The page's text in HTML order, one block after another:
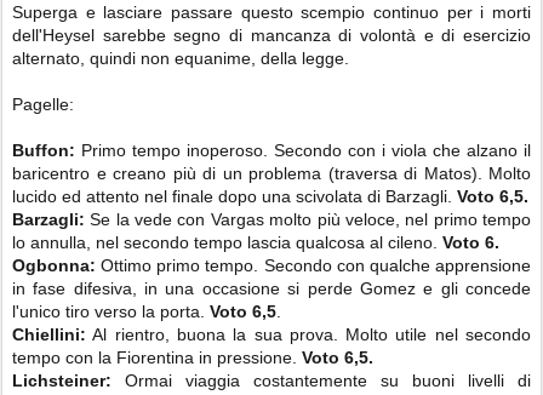
Superga e lasciare passare questo scempio continuo per i morti
dell'Heysel sarebbe segno di mancanza di volontà e di esercizio
alternato, quindi non equanime, della legge.
Pagelle:
Buffon: Primo tempo inoperoso. Secondo con i viola che alzano il
baricentro e creano più di un problema (traversa di Matos). Molto
lucido ed attento nel finale dopo una scivolata di Barzagli. Voto 6,5.
Barzagli: Se la vede con Vargas molto più veloce, nel primo tempo
lo annulla, nel secondo tempo lascia qualcosa al cileno. Voto 6.
Ogbonna: Ottimo primo tempo. Secondo con qualche apprensione
in fase difesiva, in una occasione si perde Gomez e gli concede
l'unico tiro verso la porta. Voto 6,5.
Chiellini: Al rientro, buona la sua prova. Molto utile nel secondo
tempo con la Fiorentina in pressione. Voto 6,5.
Lichsteiner: Ormai viaggia costantemente su buoni livelli di